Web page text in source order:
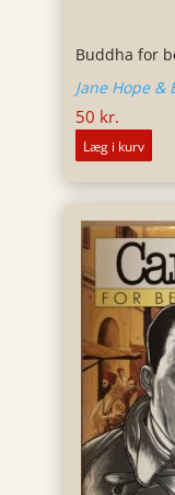
Buddha for
Jane Hope &
50 kr.
Læg i kurv